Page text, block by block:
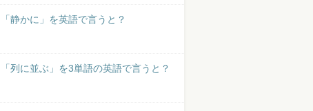
「静かに」を英語で言うと？
「列に並ぶ」を3単語の英語で言うと？